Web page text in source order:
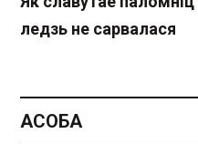
ледзь не сарвалася
АСОБА